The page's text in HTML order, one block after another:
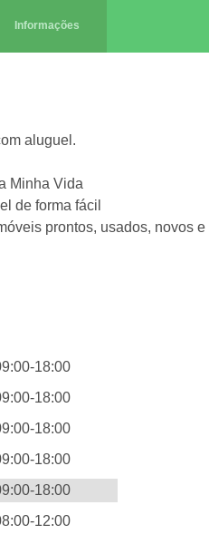
Informações
aluguel.
Minha Vida
de forma fácil
prontos, usados, novos
18:00
18:00
18:00
18:00
18:00
12:00